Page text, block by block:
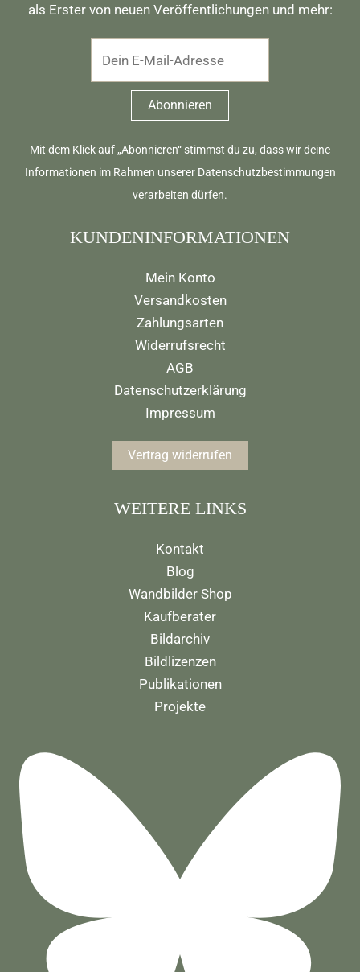
als Erster von neuen Veröffentlichungen und mehr:
Mit dem Klick auf „Abonnieren“ stimmst du zu, dass wir deine
Informationen im Rahmen unserer Datenschutzbestimmungen
verarbeiten dürfen.
KUNDENINFORMATIONEN
Mein Konto
Versandkosten
Zahlungsarten
Widerrufsrecht
AGB
Datenschutzerklärung
Impressum
Vertrag widerrufen
WEITERE LINKS
Kontakt
Blog
Wandbilder Shop
Kaufberater
Bildarchiv
Bildlizenzen
Publikationen
Projekte